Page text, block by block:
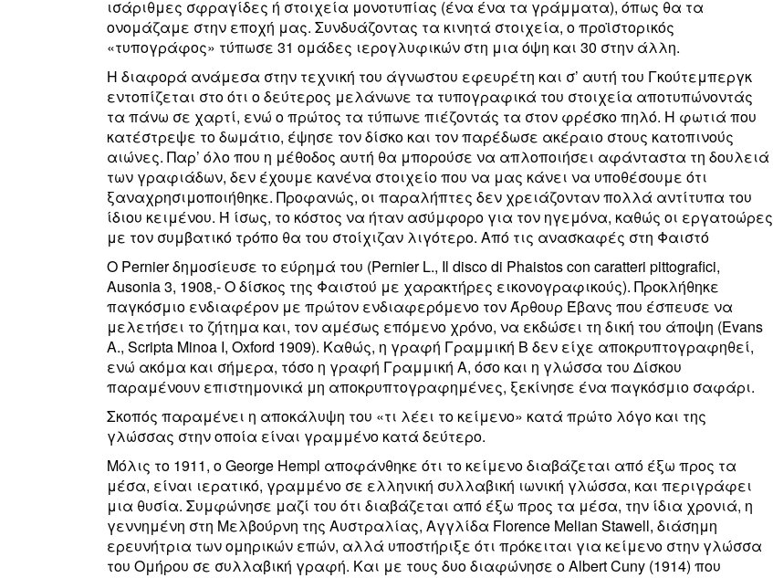
ισάριθμες σφραγίδες ή στοιχεία μονοτυπίας (ένα ένα τα γράμματα), όπως θα τα
ονομάζαμε στην εποχή μας. Συνδυάζοντας τα κινητά στοιχεία, ο προϊστορικός
«τυπογράφος» τύπωσε 31 ομάδες ιερογλυφικών στη μια όψη και 30 στην άλλη.
Η διαφορά ανάμεσα στην τεχνική του άγνωστου εφευρέτη και σ’ αυτή του Γκούτεμπεργκ
εντοπίζεται στο ότι ο δεύτερος μελάνωνε τα τυπογραφικά του στοιχεία αποτυπώνοντάς
τα πάνω σε χαρτί, ενώ ο πρώτος τα τύπωνε πιέζοντάς τα στον φρέσκο πηλό. Η φωτιά που
κατέστρεψε το δωμάτιο, έψησε τον δίσκο και τον παρέδωσε ακέραιο στους κατοπινούς
αιώνες. Παρ’ όλο που η μέθοδος αυτή θα μπορούσε να απλοποιήσει αφάνταστα τη δουλειά
των γραφιάδων, δεν έχουμε κανένα στοιχείο που να μας κάνει να υποθέσουμε ότι
ξαναχρησιμοποιήθηκε. Προφανώς, οι παραλήπτες δεν χρειάζονταν πολλά αντίτυπα του
ίδιου κειμένου. Ή ίσως, το κόστος να ήταν ασύμφορο για τον ηγεμόνα, καθώς οι εργατοώρες
με τον συμβατικό τρόπο θα του στοίχιζαν λιγότερο. Από τις ανασκαφές στη Φαιστό
Ο Pernier δημοσίευσε το εύρημά του (Pernier L., Il disco di Phaistos con caratteri pittografici,
Ausonia 3, 1908,- Ο δίσκος της Φαιστού με χαρακτήρες εικονογραφικούς). Προκλήθηκε
παγκόσμιο ενδιαφέρον με πρώτον ενδιαφερόμενο τον Άρθουρ Έβανς που έσπευσε να
μελετήσει το ζήτημα και, τον αμέσως επόμενο χρόνο, να εκδώσει τη δική του άποψη (Evans
A., Scripta Minoa I, Oxford 1909). Καθώς, η γραφή Γραμμική Β δεν είχε αποκρυπτογραφηθεί,
ενώ ακόμα και σήμερα, τόσο η γραφή Γραμμική Α, όσο και η γλώσσα του Δίσκου
παραμένουν επιστημονικά μη αποκρυπτογραφημένες, ξεκίνησε ένα παγκόσμιο σαφάρι.
Σκοπός παραμένει η αποκάλυψη του «τι λέει το κείμενο» κατά πρώτο λόγο και της
γλώσσας στην οποία είναι γραμμένο κατά δεύτερο.
Μόλις το 1911, ο George Hempl αποφάνθηκε ότι το κείμενο διαβάζεται από έξω προς τα
μέσα, είναι ιερατικό, γραμμένο σε ελληνική συλλαβική ιωνική γλώσσα, και περιγράφει
μια θυσία. Συμφώνησε μαζί του ότι διαβάζεται από έξω προς τα μέσα, την ίδια χρονιά, η
γεννημένη στη Μελβούρνη της Αυστραλίας, Αγγλίδα Florence Melian Stawell, διάσημη
ερευνήτρια των ομηρικών επών, αλλά υποστήριξε ότι πρόκειται για κείμενο στην γλώσσα
του Ομήρου σε συλλαβική γραφή. Και με τους δυο διαφώνησε ο Albert Cuny (1914) που